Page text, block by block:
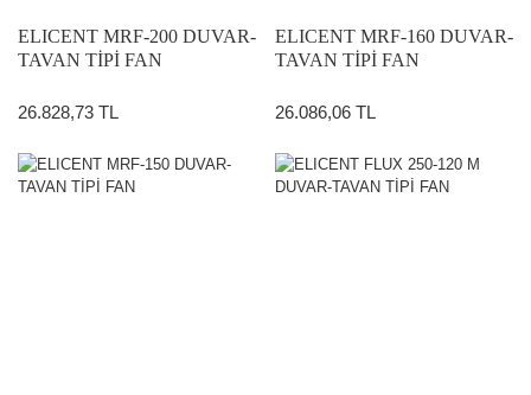
ELICENT MRF-200 DUVAR-
TAVAN TİPİ FAN
26.828,73 TL
ELICENT MRF-160 DUVAR-
TAVAN TİPİ FAN
26.086,06 TL